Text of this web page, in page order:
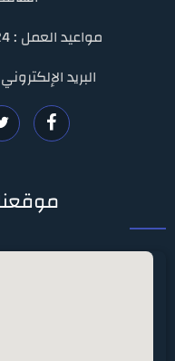
مواعيد العمل : 24 ساعة طوال أيام الأسبوع
البريد
تابعنا